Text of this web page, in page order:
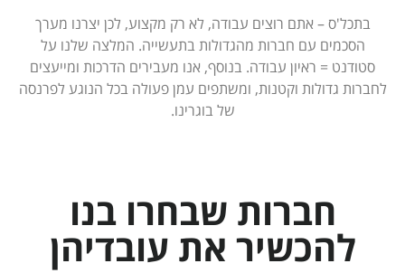
בתכל'ס – אתם רוצים עבודה, לא רק מקצוע, לכן יצרנו מערך
הסכמים עם חברות מהגדולות בתעשייה. המלצה שלנו על
סטודנט = ראיון עבודה. בנוסף, אנו מעבירים הדרכות ומייעצים
לחברות גדולות וקטנות, ומשתפים עמן פעולה בכל הנוגע לפרנסה
של בוגרינו.
חברות שבחרו בנו
להכשיר את עובדיהן